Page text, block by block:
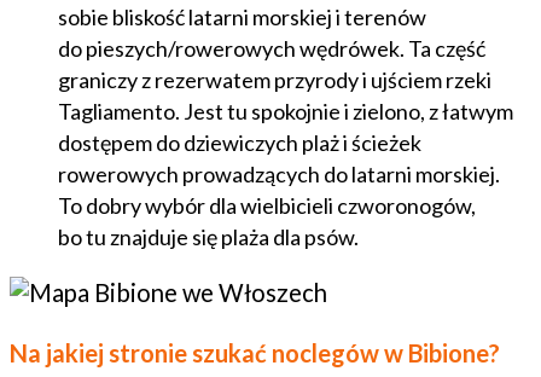
sobie bliskość latarni morskiej i terenów
do pieszych/rowerowych wędrówek. Ta część
graniczy z rezerwatem przyrody i ujściem rzeki
Tagliamento. Jest tu spokojnie i zielono, z łatwym
dostępem do dziewiczych plaż i ścieżek
rowerowych prowadzących do latarni morskiej.
To dobry wybór dla wielbicieli czworonogów,
bo tu znajduje się plaża dla psów.
Na jakiej stronie szukać noclegów w Bibione?